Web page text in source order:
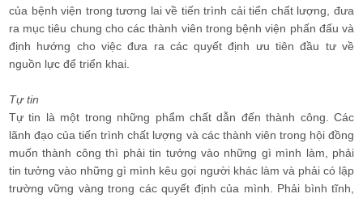
của bệnh viện trong tương lai về tiến trình cải tiến chất lượng, đưa
ra mục tiêu chung cho các thành viên trong bệnh viện phấn đấu và
định hướng cho việc đưa ra các quyết định ưu tiên đầu tư về
nguồn lực để triển khai.
Tự tin
Tự tin là một trong những phẩm chất dẫn đến thành công. Các
lãnh đạo của tiến trình chất lượng và các thành viên trong hội đồng
muốn thành công thì phải tin tưởng vào những gì mình làm, phải
tin tưởng vào những gì mình kêu gọi người khác làm và phải có lập
trường vững vàng trong các quyết định của mình. Phải bình tĩnh,